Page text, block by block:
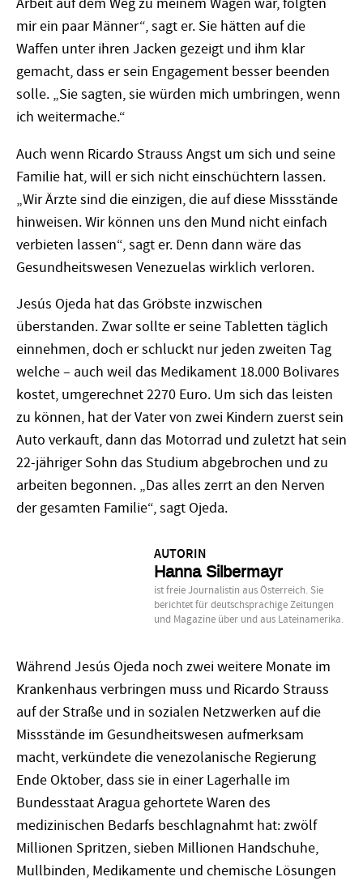
mir ein paar Männer“, sagt er. Sie hätten auf die
Waffen unter ihren Jacken gezeigt und ihm klar
gemacht, dass er sein Engagement besser beenden
solle. „Sie sagten, sie würden mich umbringen, wenn
ich weitermache.“
Auch wenn Ricardo Strauss Angst um sich und seine
Familie hat, will er sich nicht einschüchtern lassen.
„Wir Ärzte sind die einzigen, die auf diese Missstände
hinweisen. Wir können uns den Mund nicht einfach
verbieten lassen“, sagt er. Denn dann wäre das
Gesundheitswesen Venezuelas wirklich verloren.
Jesús Ojeda hat das Gröbste inzwischen
überstanden. Zwar sollte er seine Tabletten täglich
einnehmen, doch er schluckt nur jeden zweiten Tag
welche – auch weil das Medikament 18.000 Bolivares
kostet, umgerechnet 2270 Euro. Um sich das leisten
zu können, hat der Vater von zwei Kindern zuerst sein
Auto verkauft, dann das Motorrad und zuletzt hat sein
22-jähriger Sohn das Studium abgebrochen und zu
arbeiten begonnen. „Das alles zerrt an den Nerven
der gesamten Familie“, sagt Ojeda.
AUTORIN
Hanna Silbermayr
ist freie Journalistin aus Österreich. Sie
berichtet für deutschsprachige Zeitungen
und Magazine über und aus Lateinamerika.
Während Jesús Ojeda noch zwei weitere Monate im
Krankenhaus verbringen muss und Ricardo Strauss
auf der Straße und in sozialen Netzwerken auf die
Missstände im Gesundheitswesen aufmerksam
macht, verkündete die venezolanische Regierung
Ende Oktober, dass sie in einer Lagerhalle im
Bundesstaat Aragua gehortete Waren des
medizinischen Bedarfs beschlagnahmt hat: zwölf
Millionen Spritzen, sieben Millionen Handschuhe,
Mullbinden, Medikamente und chemische Lösungen